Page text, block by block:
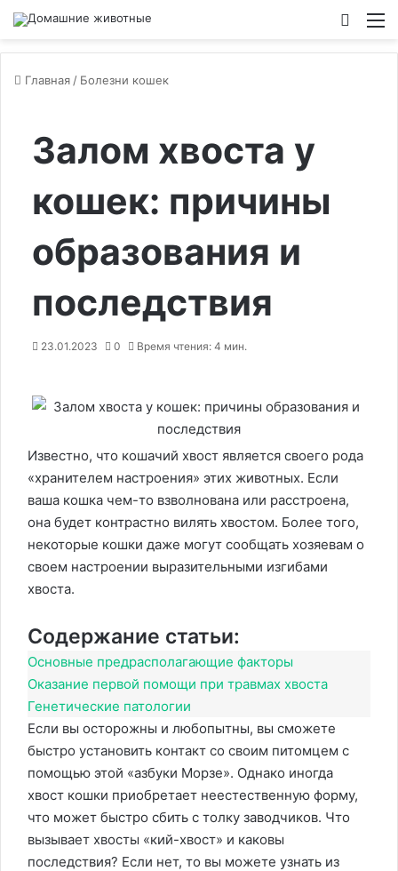
Главная / Болезни кошек
Залом хвоста у
кошек: причины
образования и
последствия
23.01.2023 0 Время чтения: 4 мин.
Известно, что кошачий хвост является своего рода
«хранителем настроения» этих животных. Если
ваша кошка чем-то взволнована или расстроена,
она будет контрастно вилять хвостом. Более того,
некоторые кошки даже могут сообщать хозяевам о
своем настроении выразительными изгибами
хвоста.
Содержание статьи:
Основные предрасполагающие факторы
Оказание первой помощи при травмах хвоста
Генетические патологии
Если вы осторожны и любопытны, вы сможете
быстро установить контакт со своим питомцем с
помощью этой «азбуки Морзе». Однако иногда
хвост кошки приобретает неестественную форму,
что может быстро сбить с толку заводчиков. Что
вызывает хвосты «кий-хвост» и каковы
последствия? Если нет, то вы можете узнать из